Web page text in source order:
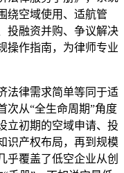
绕空域使用、适航管
投融资并购、争议解决
操作指南，为律师专业
法律需求简单等同于适
次从“全生命周期”角度
立初期的空域申请、投
识产权布局，再到规模
乎覆盖了低空企业从创